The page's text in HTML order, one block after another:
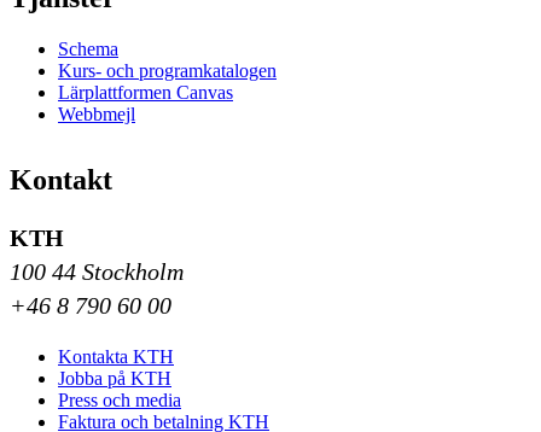
Schema
Kurs- och programkatalogen
Lärplattformen Canvas
Webbmejl
Kontakt
KTH
100 44 Stockholm
+46 8 790 60 00
Kontakta KTH
Jobba på KTH
Press och media
Faktura och betalning KTH